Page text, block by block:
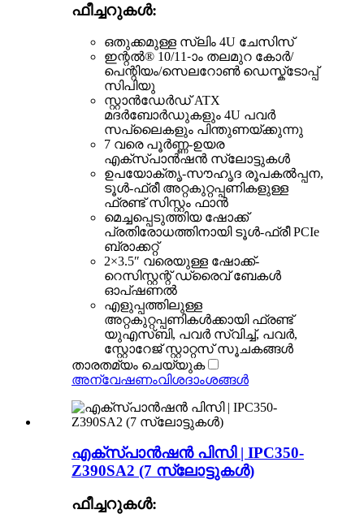
ഫീച്ചറുകൾ:
ഒതുക്കമുള്ള സ്ലിം 4U ചേസിസ്
ഇന്റൽ® 10/11-ാം തലമുറ കോർ/
പെന്റിയം/സെലറോൺ ഡെസ്ക്ടോപ്പ്
സിപിയു
സ്റ്റാൻഡേർഡ് ATX
മദർബോർഡുകളും 4U പവർ
സപ്ലൈകളും പിന്തുണയ്ക്കുന്നു
7 വരെ പൂർണ്ണ-ഉയര
എക്സ്പാൻഷൻ സ്ലോട്ടുകൾ
ഉപയോക്തൃ-സൗഹൃദ രൂപകൽപ്പന,
ടൂൾ-ഫ്രീ അറ്റകുറ്റപ്പണികളുള്ള
ഫ്രണ്ട് സിസ്റ്റം ഫാൻ
മെച്ചപ്പെടുത്തിയ ഷോക്ക്
പ്രതിരോധത്തിനായി ടൂൾ-ഫ്രീ PCIe
ബ്രാക്കറ്റ്
2×3.5″ വരെയുള്ള ഷോക്ക്-
റെസിസ്റ്റന്റ് ഡ്രൈവ് ബേകൾ
ഓപ്ഷണൽ
എളുപ്പത്തിലുള്ള
അറ്റകുറ്റപ്പണികൾക്കായി ഫ്രണ്ട്
യുഎസ്ബി, പവർ സ്വിച്ച്, പവർ,
സ്റ്റോറേജ് സ്റ്റാറ്റസ് സൂചകങ്ങൾ
താരതമ്യം ചെയ്യുക
അന്വേഷണംവിശദാംശങ്ങൾ
എക്സ്പാൻഷൻ പിസി | IPC350-
Z390SA2 (7 സ്ലോട്ടുകൾ)
ഫീച്ചറുകൾ: